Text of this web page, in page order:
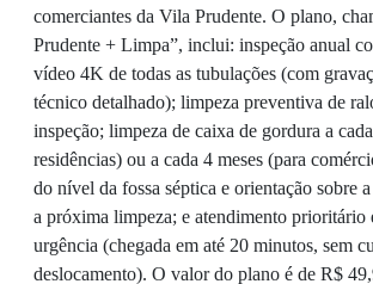
comerciantes da Vila Prudente. O plano,
Prudente + Limpa”, inclui: inspeção anual
vídeo 4K de todas as tubulações (com
técnico detalhado); limpeza preventiva de
inspeção; limpeza de caixa de gordura a
residências) ou a cada 4 meses (para
do nível da fossa séptica e orientação sobre
a próxima limpeza; e atendimento prioritário
urgência (chegada em até 20 minutos, sem
deslocamento). O valor do plano é de R$